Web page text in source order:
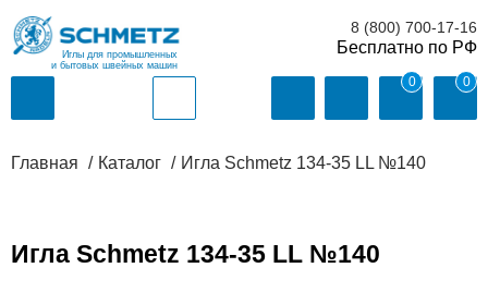
Иглы для промышленных
и бытовых швейных машин
8 (800) 700-17-16
0 0
Главная Каталог Игла Schmetz 134-35 LL №140
Игла Schmetz 134-35 LL №140